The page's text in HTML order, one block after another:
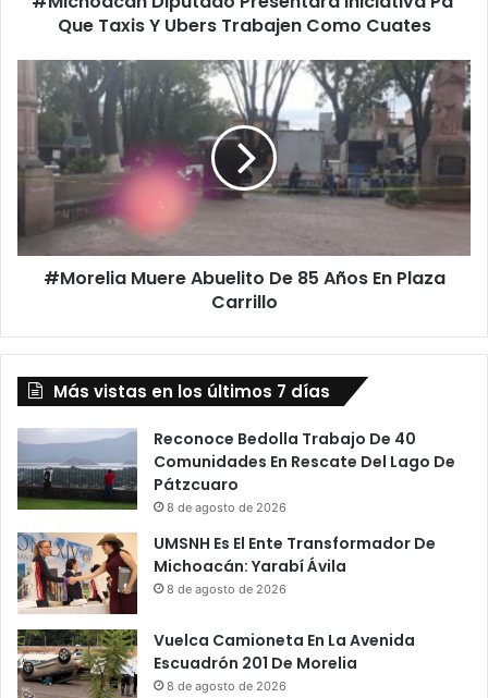
o
e
t
á
I
i
c
a
t
i
v
a
P
a
Que Taxis Y Ubers Trabajen Como Cuates
M
e
l
M
l
i
t
D
e
8
5
A
ñ
o
#Morelia Muere Abuelito De 85 Años En Plaza
Carrillo
Más vistas en los últimos 7 días
Reconoce Bedolla Trabajo De 40
Comunidades En Rescate Del Lago De
Pátzcuaro
8 de agosto de 2026
UMSNH Es El Ente Transformador De
Michoacán: Yarabí Ávila
8 de agosto de 2026
Vuelca Camioneta En La Avenida
Escuadrón 201 De Morelia
8 de agosto de 2026